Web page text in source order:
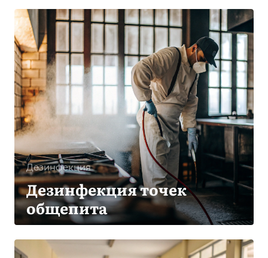
Дезинфекция
Дезинфекция точек
общепита